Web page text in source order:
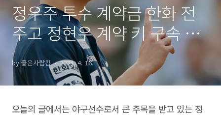
정우주 투수 계약금 한화 전
주고 정현우 계약 키 구속 등
번호 아버지 프로필
by 좋은사람킴 2025. 4. 16.
오늘의 글에서는 야구선수로서 큰 주목을 받고 있는 정